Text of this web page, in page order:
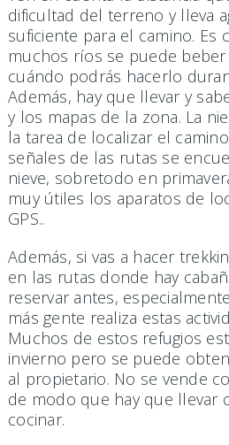
dificultad del terreno y lleva
suficiente para el camino. Es
muchos ríos se puede
cuándo podrás hacerlo
Además, hay que llevar y
y los mapas de la zona. La
la tarea de localizar el
señales de las rutas se
nieve, sobretodo en
muy útiles los aparatos de
GPS..
Además, si vas a hacer
en las rutas donde hay
reservar antes,
más gente realiza estas
Muchos de estos refugios
invierno pero se puede
al propietario. No se vende
de modo que hay que llevar
cocinar.